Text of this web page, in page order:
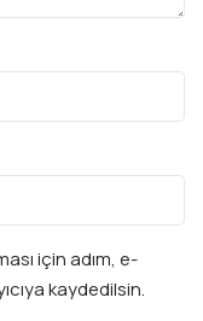
için adım, e-
kaydedilsin.